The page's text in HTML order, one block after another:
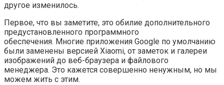
другое изменилось.
Первое, что вы заметите, это обилие дополнительного
предустановленного программного
обеспечения. Многие приложения Google по умолчанию
были заменены версией Xiaomi, от заметок и галереи
изображений до веб-браузера и файлового
менеджера. Это кажется совершенно ненужным, но мы
можем жить с этим.